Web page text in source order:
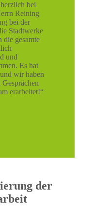
bei
Reining
bei der
Stadtwerke
die gesamte
und
Es hat
wir haben
erarbeitet!“
der